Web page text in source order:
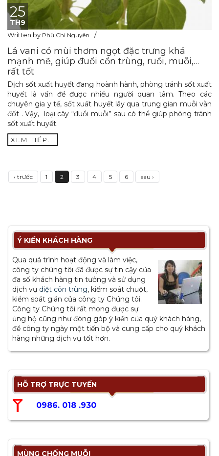
25
TH9
Written by Phù Chi Nguyên
Lá vani có mùi thơm ngọt đặc trưng khá
mạnh mẽ, giúp đuổi cồn trùng, ruồi, muỗi,…
rất tốt
Dịch sốt xuất huyết đang hoành hành, phòng tránh sốt xuất
huyết là vấn đề được nhiều người quan tâm. Theo các
chuyên gia y tế, sốt xuất huyết lây qua trung gian muỗi vằn
đốt . Vậy, loại cây “đuổi muỗi” sau có thể giúp phòng tránh
sốt xuất huyết.
XEM TIẾP...
‹ trước 1 2 3 4 5 6 sau ›
Ý KIẾN KHÁCH HÀNG
Qua quá trình hoạt động và làm việc,
công ty chúng tôi đã được sự tin cậy của
đa số khách hàng tin tưởng và sử dụng
dịch vụ diệt côn trùng, kiểm soát chuột,
kiểm soát gián của công ty Chúng tôi.
Công ty Chúng tôi rất mong được sự
ủng hộ cũng như đóng góp ý kiến của quý khách hàng,
để công ty ngày một tiến bộ và cung cấp cho quý khách
hàng những dịch vụ tốt hơn.
HỖ TRỢ TRỰC TUYẾN
0986. 018 .930
MÙNG CHỐNG MUỖI